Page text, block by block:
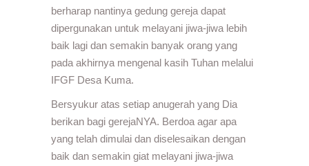
berharap nantinya gedung gereja dapat
dipergunakan untuk melayani jiwa-jiwa lebih
baik lagi dan semakin banyak orang yang
pada akhirnya mengenal kasih Tuhan melalui
IFGF Desa Kuma.
Bersyukur atas setiap anugerah yang Dia
berikan bagi gerejaNYA. Berdoa agar apa
yang telah dimulai dan diselesaikan dengan
baik dan semakin giat melayani jiwa-jiwa